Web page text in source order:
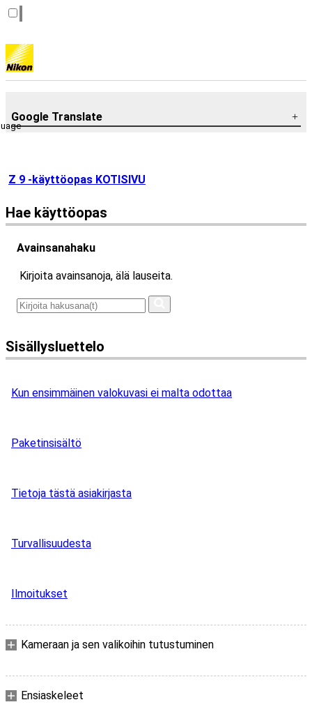
Google Translate
Z 9 -käyttöopas KOTISIVU
Hae käyttöopas
Avainsanahaku
Kirjoita avainsanoja, älä lauseita.
Sisällysluettelo
Kun ensimmäinen valokuvasi ei malta odottaa
Paketinsisältö
Tietoja tästä asiakirjasta
Turvallisuudesta
Ilmoitukset
Kameraan ja sen valikoihin tutustuminen
Ensiaskeleet